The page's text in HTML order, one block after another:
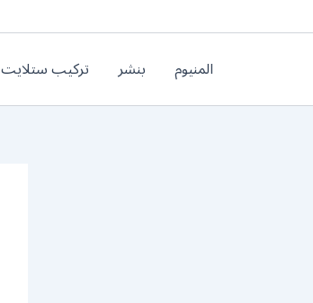
المنيوم بنشر تركيب ستلايت